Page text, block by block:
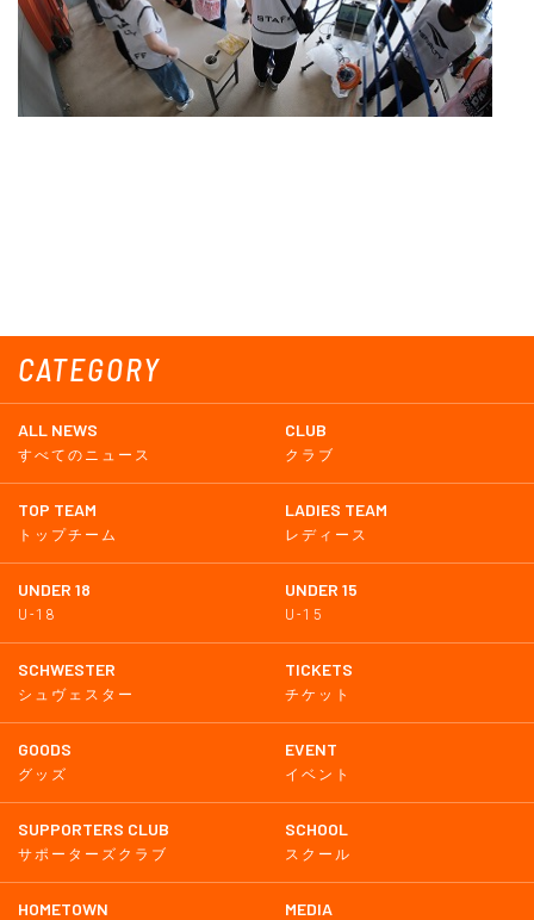
CATEGORY
ALL NEWS
すべてのニュース
CLUB
クラブ
TOP TEAM
トップチーム
LADIES TEAM
レディース
UNDER 18
U-18
UNDER 15
U-15
SCHWESTER
シュヴェスター
TICKETS
チケット
GOODS
グッズ
EVENT
イベント
SUPPORTERS CLUB
サポーターズクラブ
SCHOOL
スクール
HOMETOWN MEDIA